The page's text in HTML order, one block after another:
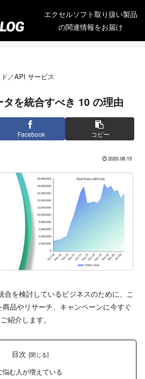
エクセルソフト取り扱い製品
の関連情報をお届け
／API サービス
を統合すべき 10 の理由
Facebook コピー
2020.08.15
合を検討しているビジネスのために、こ
品やリサーチ、キャンペーンに今すぐ
紹介します。
目次
む人が増えている